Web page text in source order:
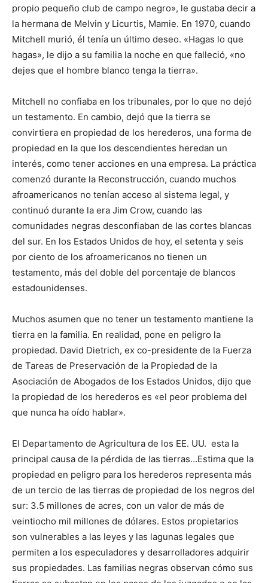
propio pequeño club de campo negro», le gustaba decir a
la hermana de Melvin y Licurtis, Mamie. En 1970, cuando
Mitchell murió, él tenía un último deseo. «Hagas lo que
hagas», le dijo a su familia la noche en que falleció, «no
dejes que el hombre blanco tenga la tierra».
Mitchell no confiaba en los tribunales, por lo que no dejó
un testamento. En cambio, dejó que la tierra se
convirtiera en propiedad de los herederos, una forma de
propiedad en la que los descendientes heredan un
interés, como tener acciones en una empresa. La práctica
comenzó durante la Reconstrucción, cuando muchos
afroamericanos no tenían acceso al sistema legal, y
continuó durante la era Jim Crow, cuando las
comunidades negras desconfiaban de las cortes blancas
del sur. En los Estados Unidos de hoy, el setenta y seis
por ciento de los afroamericanos no tienen un
testamento, más del doble del porcentaje de blancos
estadounidenses.
Muchos asumen que no tener un testamento mantiene la
tierra en la familia. En realidad, pone en peligro la
propiedad. David Dietrich, ex co-presidente de la Fuerza
de Tareas de Preservación de la Propiedad de la
Asociación de Abogados de los Estados Unidos, dijo que
la propiedad de los herederos es «el peor problema del
que nunca ha oído hablar».
El Departamento de Agricultura de los EE. UU. esta la
principal causa de la pérdida de las tierras…Estima que la
propiedad en peligro para los herederos representa más
de un tercio de las tierras de propiedad de los negros del
sur: 3.5 millones de acres, con un valor de más de
veintiocho mil millones de dólares. Estos propietarios
son vulnerables a las leyes y las lagunas legales que
permiten a los especuladores y desarrolladores adquirir
sus propiedades. Las familias negras observan cómo sus